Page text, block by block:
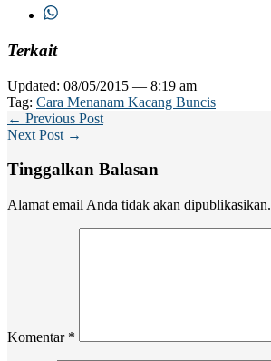
Terkait
Updated: 08/05/2015 — 8:19 am
Tag: Cara Menanam Kacang Buncis
← Previous Post
Next Post →
Tinggalkan Balasan
Alamat email Anda tidak akan dipublikasikan.
Komentar *